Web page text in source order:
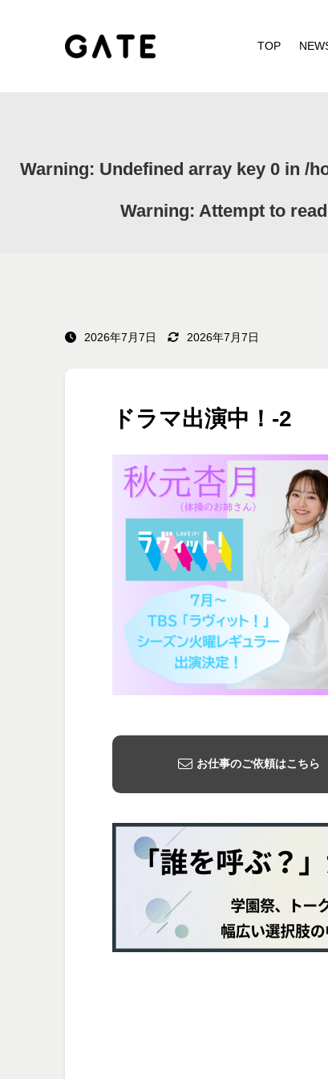
TOP
Warning: Undefined array key 0 in /
Warning: Attempt to
2026年7月7日 2026年7月7日
ドラマ出演中！-2
お仕事のご依頼はこちら